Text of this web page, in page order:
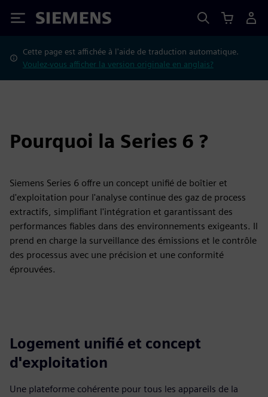
Siemens
Cette page est affichée à l'aide de traduction automatique.
Voulez-vous afficher la version originale en anglais?
Pourquoi la Series 6 ?
Siemens Series 6 offre un concept unifié de boîtier et
d'exploitation pour l'analyse continue des gaz de process
extractifs, simplifiant l'intégration et garantissant des
performances fiables dans des environnements exigeants. Il
prend en charge la surveillance des émissions et le contrôle
des processus avec une précision et une conformité
éprouvées.
Logement unifié et concept
d'exploitation
Une plateforme cohérente pour tous les appareils de la